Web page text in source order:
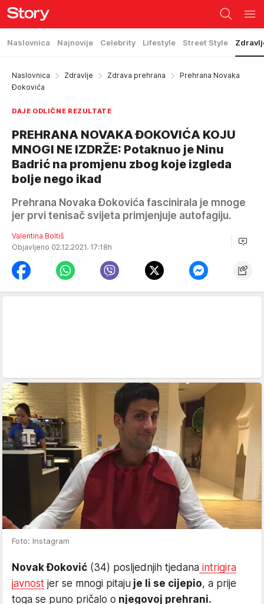
Naslovnica Najnovije Celebrity Lifestyle Street Style
Naslovnica Zdravlje Zdrava prehrana
Prehrana Novaka
Đokovića
DAJE ODLIČNE REZULTATE
PREHRANA NOVAKA ĐOKOVIĆA KOJU
MNOGI NE IZDRŽE: Potaknuo je Ninu
Badrić na promjenu zbog koje izgleda
bolje nego ikad
Prehrana Novaka Đokovića fascinirala je mnoge
jer prvi tenisač svijeta primjenjuje autofagiju.
Valentina Boltiš
Objavljeno 02.12.2021. 17:18h
Foto: Instagram
Novak Đoković (34) posljednjih tjedana intrigira
javnost jer se mnogi pitaju je li se cijepio, a prije
toga se puno pričalo o njegovoj prehrani.